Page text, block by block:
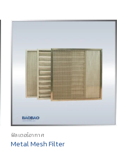
ฟิลเตอร์อากาศ
Metal Mesh Filter